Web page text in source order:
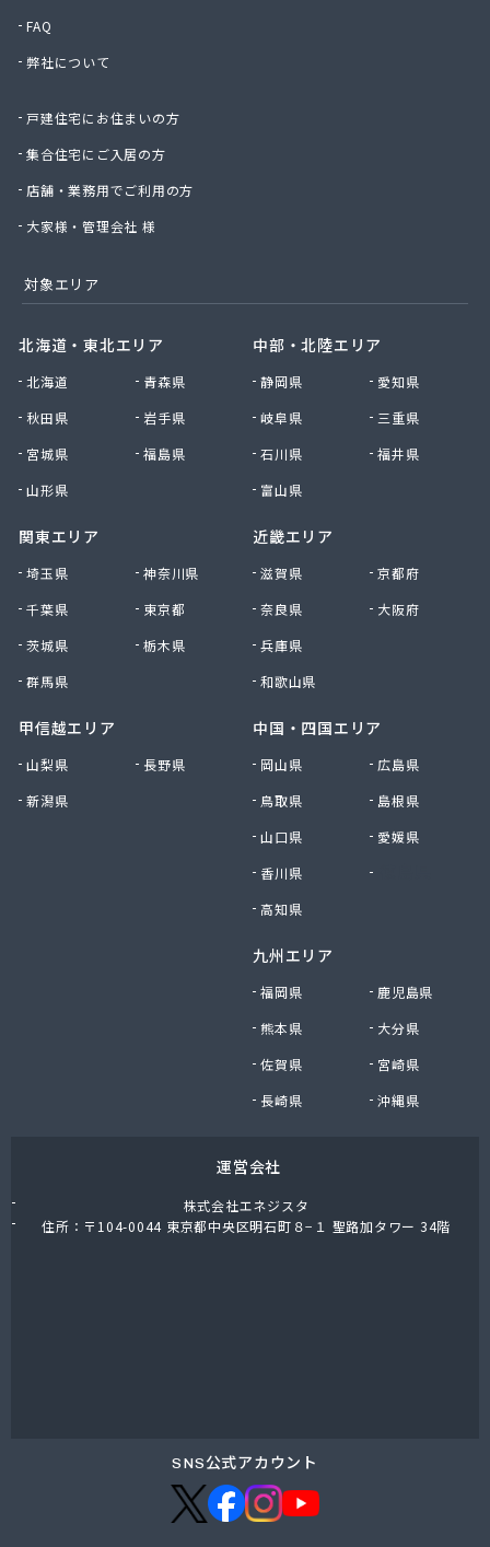
有限会社小野商店
有限会社昭英ガス
有限会社椙野ガス
有限会社石丸ガス商会
有限会社大政ガス
有限会社大西太商店
有限会社中武商事
有限会社長瀬商店
有限会社白石一商会
有限会社福田酸素商会 プロパン部
有限会社兵頭燃料店
有限会社豊後屋瓦斯
来島商店
FAQ
弊社について
戸建住宅にお住まいの方
集合住宅にご入居の方
店舗・業務用でご利用の方
大家様・管理会社 様
対象エリア
北海道・東北エリア
北海道
青森県
秋田県
岩手県
宮城県
福島県
山形県
関東エリア
埼玉県
神奈川県
千葉県
東京都
茨城県
栃木県
群馬県
甲信越エリア
山梨県
長野県
新潟県
中部・北陸エリア
静岡県
愛知県
岐阜県
三重県
石川県
福井県
富山県
近畿エリア
滋賀県
京都府
奈良県
大阪府
兵庫県
和歌山県
中国・四国エリア
岡山県
広島県
鳥取県
島根県
山口県
愛媛県
香川県
高知県
九州エリア
福岡県
鹿児島県
熊本県
大分県
佐賀県
宮崎県
長崎県
沖縄県
運営会社
株式会社エネジスタ
住所：〒104-0044 東京都中央区明石町８−１ 聖路加タワー 34階
SNS公式アカウント